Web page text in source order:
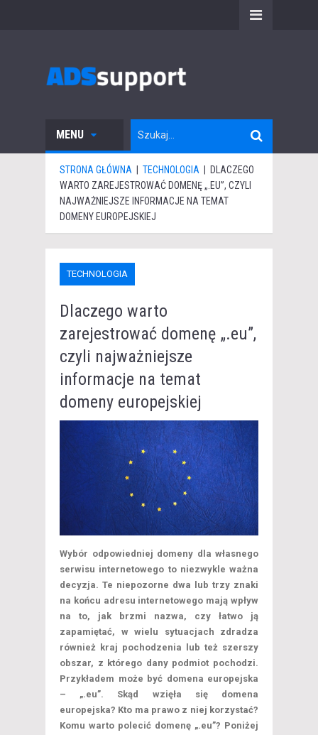
MENU
STRONA GŁÓWNA TECHNOLOGIA
DLACZEGO
WARTO ZAREJESTROWAĆ DOMENĘ „.EU”, CZYLI
NAJWAŻNIEJSZE INFORMACJE NA TEMAT
DOMENY EUROPEJSKIEJ
TECHNOLOGIA
Dlaczego warto
zarejestrować domenę „.eu”,
czyli najważniejsze
informacje na temat
domeny europejskiej
Wybór odpowiedniej domeny dla własnego
serwisu internetowego to niezwykle ważna
decyzja. Te niepozorne dwa lub trzy znaki
na końcu adresu internetowego mają wpływ
na to, jak brzmi nazwa, czy łatwo ją
zapamiętać, w wielu sytuacjach zdradza
również kraj pochodzenia lub też szerszy
obszar, z którego dany podmiot pochodzi.
Przykładem może być domena europejska
– „.eu”. Skąd wzięła się domena
europejska? Kto ma prawo z niej korzystać?
Komu warto polecić domenę „.eu”? Poniżej